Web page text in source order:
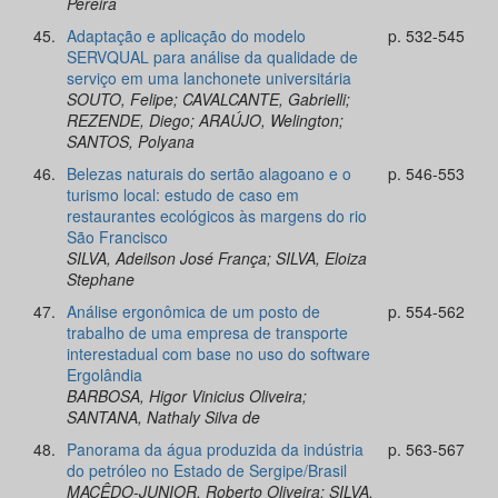
45. Adaptação e aplicação do modelo
SERVQUAL para análise da qualidade de
serviço em uma lanchonete universitária
SOUTO, Felipe; CAVALCANTE, Gabrielli;
REZENDE, Diego; ARAÚJO, Welington;
SANTOS, Polyana
p. 532-545
46. Belezas naturais do sertão alagoano e o
turismo local: estudo de caso em
restaurantes ecológicos às margens do rio
São Francisco
SILVA, Adeilson José França; SILVA, Eloiza
Stephane
p. 546-553
47. Análise ergonômica de um posto de
trabalho de uma empresa de transporte
interestadual com base no uso do software
Ergolândia
BARBOSA, Higor Vinicius Oliveira;
SANTANA, Nathaly Silva de
p. 554-562
48. Panorama da água produzida da indústria
do petróleo no Estado de Sergipe/Brasil
MACÊDO-JUNIOR, Roberto Oliveira; SILVA,
p. 563-567